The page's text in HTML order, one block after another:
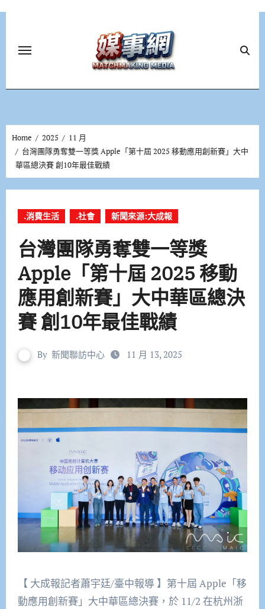
Home 2025
11 月
台灣團隊勇奪雙一等獎 Apple「第十屆 2025 移動應用創新賽」大中
華區總決賽 創10年最佳戰績
.消費生活 .社會 新聞來源:大成報
台灣團隊勇奪雙一等獎
Apple「第十屆 2025 移動
應用創新賽」大中華區總決
賽 創10年最佳戰績
By 新聞聯訪中心 11 月 13, 2025
【 大成報記者蕭宇廷/臺中報導 】第十屆 Apple「移
動應用創新賽」大中華區總決賽，於 11/2 在杭州浙